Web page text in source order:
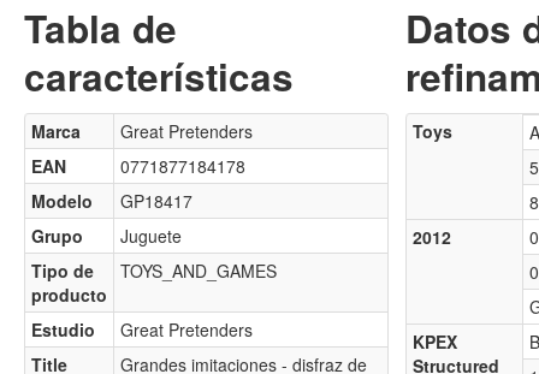
Tabla de
características
Marca
Great Pretenders
EAN
0771877184178
Modelo
GP18417
Grupo
Juguete
Tipo de
producto
TOYS_AND_GAMES
Estudio
Great Pretenders
Title
Grandes imitaciones - disfraz de
Datos
Toys
2012
KPEX
Structured